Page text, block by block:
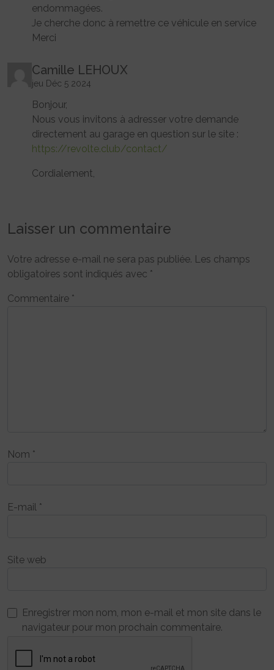
endommagées.
Je cherche donc à remettre ce véhicule en service
Merci
Camille LEHOUX
jeu Déc 5 2024
Bonjour,
Nous vous invitons à adresser votre demande
directement au garage en question sur le site :
https://revolte.club/contact/
Cordialement,
Laisser un commentaire
Votre adresse e-mail ne sera pas publiée. Les champs
obligatoires sont indiqués avec *
Commentaire *
Nom *
E-mail *
Site web
Enregistrer mon nom, mon e-mail et mon site dans le
navigateur pour mon prochain commentaire.